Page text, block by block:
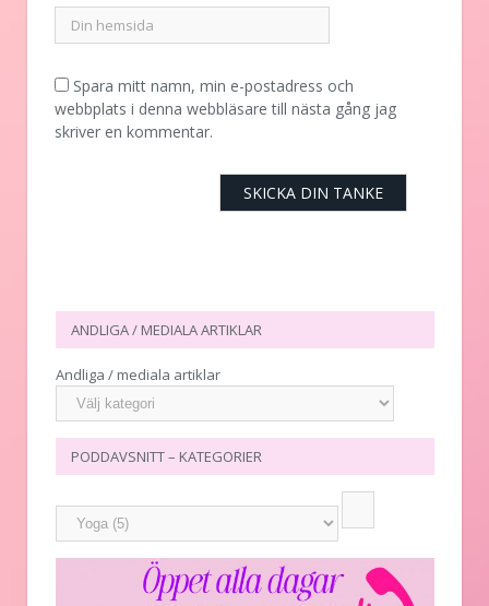
Spara mitt namn, min e-postadress och
webbplats i denna webbläsare till nästa gång jag
skriver en kommentar.
ANDLIGA / MEDIALA ARTIKLAR
Andliga / mediala artiklar
PODDAVSNITT – KATEGORIER